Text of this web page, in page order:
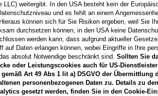
Händler
**Freibleibendes
Vertragsgebühr EUR
Gesamtleasingbetrag EUR
variabel, Effektivzinssatz
Verkaufsberater freut sich
können.
LLC) weitergibt. In den USA besteht kein der
und es fehlt an einem
können sich für Sie Risiken ergeben, weil Sie
durchsetzen können, in den USA keine
werden kann, dass aufgrund aktueller
auf Daten erlangen können, wobei Eingriffe in Ihre
absolut Notwendige beschränkt sind. Sollten Sie
oder Leistungscookies auch für US-
Art 49 Abs 1 lit a) DSGVO der Übermittlung
personenbezogenen Daten zu. Details zu
gesetzt werden, finden Sie in den Cookie-